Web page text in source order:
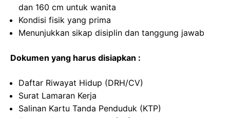
dan 160 cm untuk wanita
Kondisi fisik yang prima
Menunjukkan sikap disiplin dan tanggung jawab
Dokumen yang harus disiapkan :
Daftar Riwayat Hidup (DRH/CV)
Surat Lamaran Kerja
Salinan Kartu Tanda Penduduk (KTP)